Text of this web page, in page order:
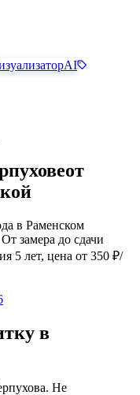
AI
от
в Раменском
От замера до сдачи
5 лет, цена от 350 ₽/
в
Не